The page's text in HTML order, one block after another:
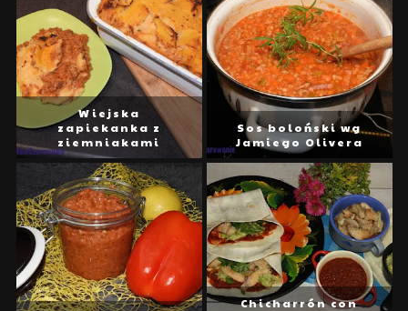
Wiejska
zapiekanka z
ziemniakami
Sos boloński wg
Jamiego Olivera
Chicharrón con